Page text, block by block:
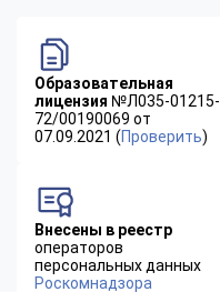
Образовательная
лицензия №Л035-01215-
72/00190069 от
07.09.2021 (Проверить)
Внесены в реестр
операторов
персональных данных
Роскомнадзора